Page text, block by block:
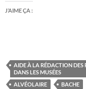
J’AIME ÇA :
AIDE À LA RÉDACTION DES
DANS LES MUSÉES
ALVÉOLAIRE
BACHE